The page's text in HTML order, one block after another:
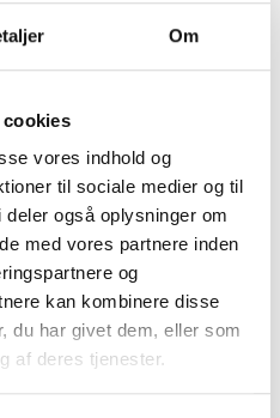
Om
cookies
vores indhold og
til sociale medier og til
også oplysninger om
med vores partnere inden
og
kan kombinere disse
du har givet dem, eller som
af deres tjenester.